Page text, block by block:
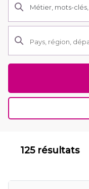
125 résultats